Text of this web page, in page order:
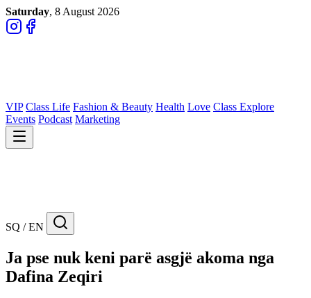
Saturday, 8 August 2026
VIP Class Life Fashion & Beauty Health Love Class Explore
Events Podcast Marketing
SQ / EN
Ja pse nuk keni parë asgjë akoma nga
Dafina Zeqiri